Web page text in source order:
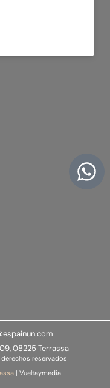
08225 Terrassa
reservados
| Vueltaymedia